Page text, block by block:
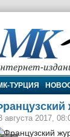
Турция
ТУРЦИЯ
августа 2017,